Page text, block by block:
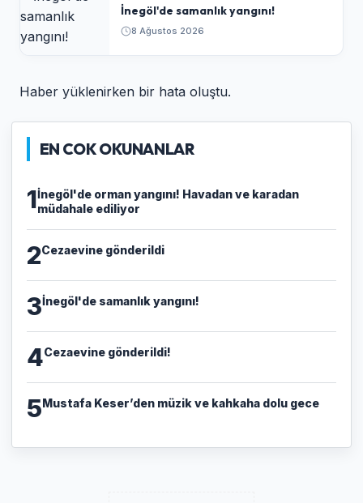
İnegöl'de samanlık yangını!
8 Ağustos 2026
Haber yüklenirken bir hata oluştu.
EN COK OKUNANLAR
1İnegöl'de orman yangını! Havadan ve karadan
müdahale ediliyor
2Cezaevine gönderildi
3İnegöl'de samanlık yangını!
4Cezaevine gönderildi!
5Mustafa Keser’den müzik ve kahkaha dolu gece